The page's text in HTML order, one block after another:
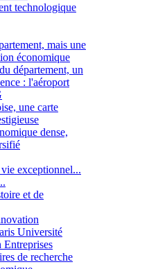
technologique
mais une
économique
département, un
: l'aéroport
une carte
dense,
exceptionnel...
et de
Université
Entreprises
de recherche